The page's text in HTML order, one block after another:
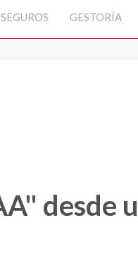
SEGUROS GESTORÍA
desde